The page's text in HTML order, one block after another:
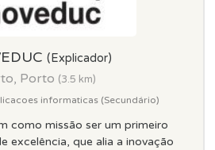
(Explicador)
Porto (3.5 km)
informaticas (Secundário)
como missão ser um primeiro
excelência, que alia a inovação